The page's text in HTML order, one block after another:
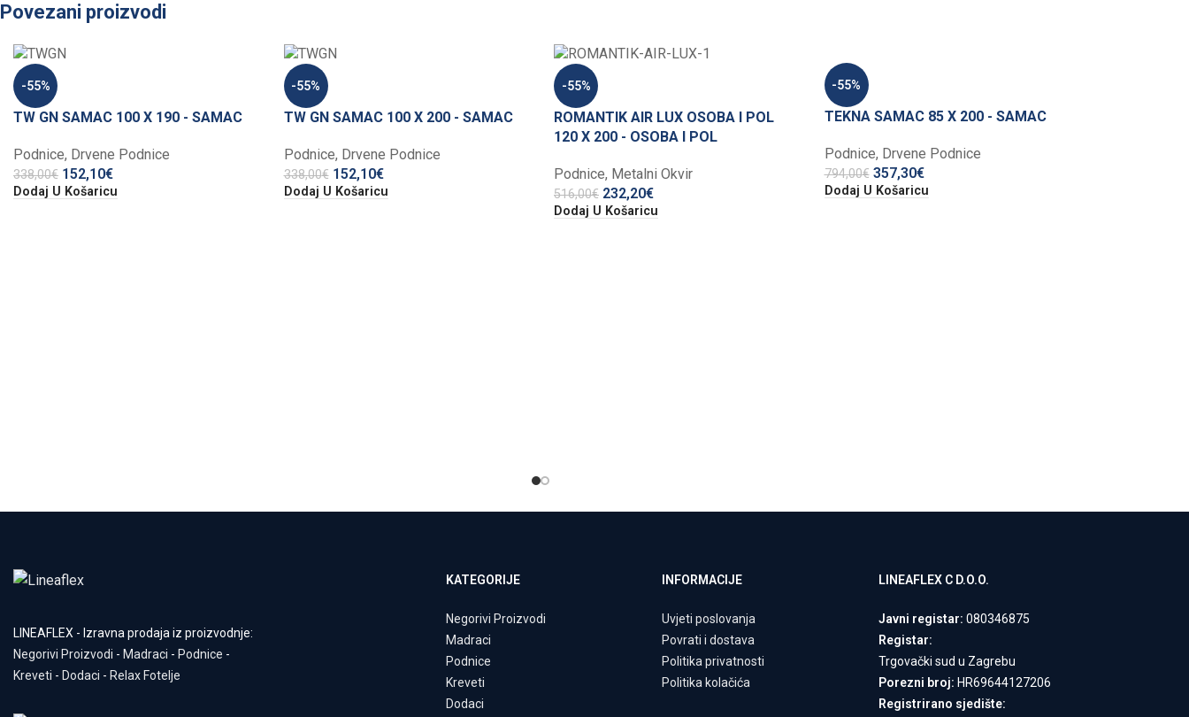
Povezani proizvodi
-55%
TW GN SAMAC 100 X 190 - SAMAC
Podnice, Drvene Podnice
338,00€ 152,10€
Dodaj U Košaricu
-55%
TW GN SAMAC 100 X 200 - SAMAC
Podnice, Drvene Podnice
338,00€ 152,10€
Dodaj U Košaricu
-55%
ROMANTIK AIR LUX OSOBA I POL
120 X 200 - OSOBA I POL
Podnice, Metalni Okvir
516,00€ 232,20€
Dodaj U Košaricu
-55%
TEKNA SAMAC 85 X 200 - SAMAC
Podnice, Drvene Podnice
794,00€ 357,30€
Dodaj U Košaricu
LINEAFLEX - Izravna prodaja iz proizvodnje:
Negorivi Proizvodi - Madraci - Podnice -
Kreveti - Dodaci - Relax Fotelje
KATEGORIJE
Negorivi Proizvodi
Madraci
Podnice
Kreveti
Dodaci
INFORMACIJE
Uvjeti poslovanja
Povrati i dostava
Politika privatnosti
Politika kolačića
LINEAFLEX C D.O.O.
Javni registar: 080346875
Registar:
Trgovački sud u Zagrebu
Porezni broj: HR69644127206
Registrirano sjedište: